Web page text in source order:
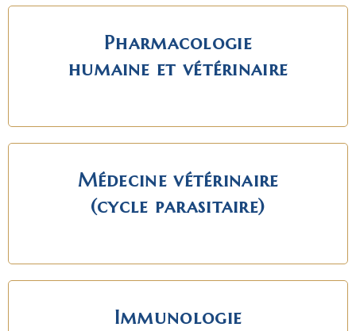
Pharmacologie
humaine et vétérinaire
Médecine vétérinaire
(cycle parasitaire)
Immunologie